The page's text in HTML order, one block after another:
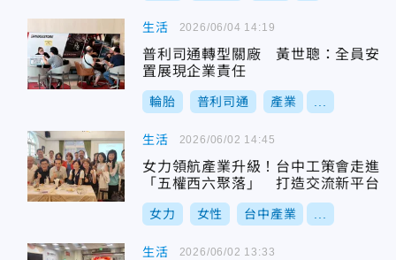
生活
普利司通轉型關廠 黃世聰：全員安
置展現企業責任
輪胎 普利司通 產業
2026/06/04 14:19
生活
女力領航產業升級！台中工策會走進
「五權西六聚落」 打造交流新平台
女力 女性 台中產業
2026/06/02 14:45
生活 2026/06/02 13:33